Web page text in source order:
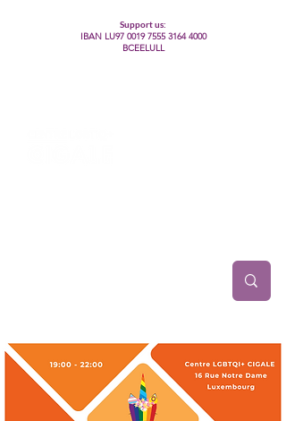
Support us:
IBAN LU97 0019 7555 3164 4000
BCEELULL